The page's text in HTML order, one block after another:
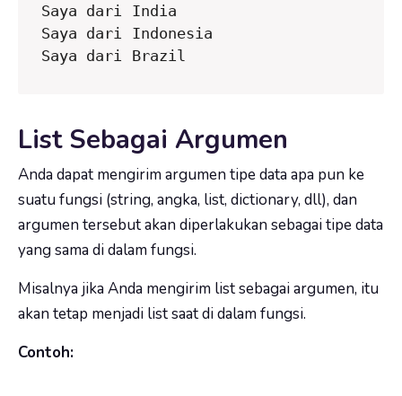
Saya dari India
Saya dari Indonesia
Saya dari Brazil
List Sebagai Argumen
Anda dapat mengirim argumen tipe data apa pun ke
suatu fungsi (string, angka, list, dictionary, dll), dan
argumen tersebut akan diperlakukan sebagai tipe data
yang sama di dalam fungsi.
Misalnya jika Anda mengirim list sebagai argumen, itu
akan tetap menjadi list saat di dalam fungsi.
Contoh: